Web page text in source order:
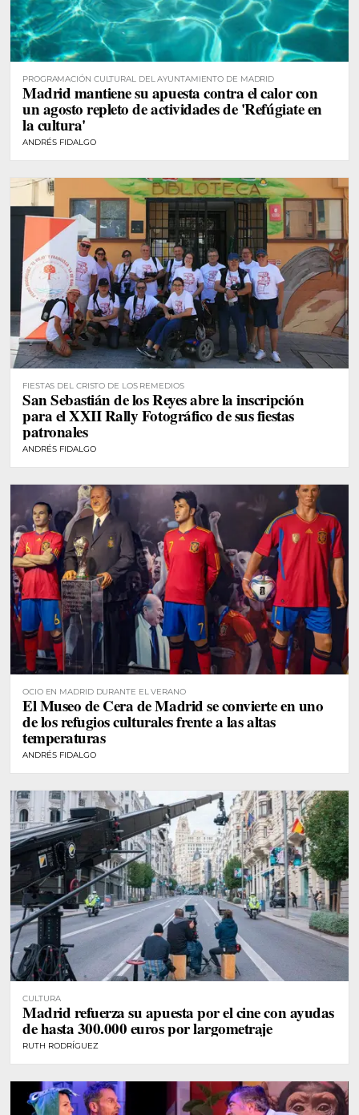
PROGRAMACIÓN CULTURAL DEL AYUNTAMIENTO DE MADRID
Madrid mantiene su apuesta contra el calor con
un agosto repleto de actividades de 'Refúgiate en
la cultura'
ANDRÉS FIDALGO
FIESTAS DEL CRISTO DE LOS REMEDIOS
San Sebastián de los Reyes abre la inscripción
para el XXII Rally Fotográfico de sus fiestas
patronales
ANDRÉS FIDALGO
OCIO EN MADRID DURANTE EL VERANO
El Museo de Cera de Madrid se convierte en uno
de los refugios culturales frente a las altas
temperaturas
ANDRÉS FIDALGO
CULTURA
Madrid refuerza su apuesta por el cine con ayudas
de hasta 300.000 euros por largometraje
RUTH RODRÍGUEZ